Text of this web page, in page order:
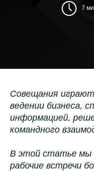
7
Совещания
ведении бизнеса,
информацией,
командного
В этой статье мы
рабочие встречи